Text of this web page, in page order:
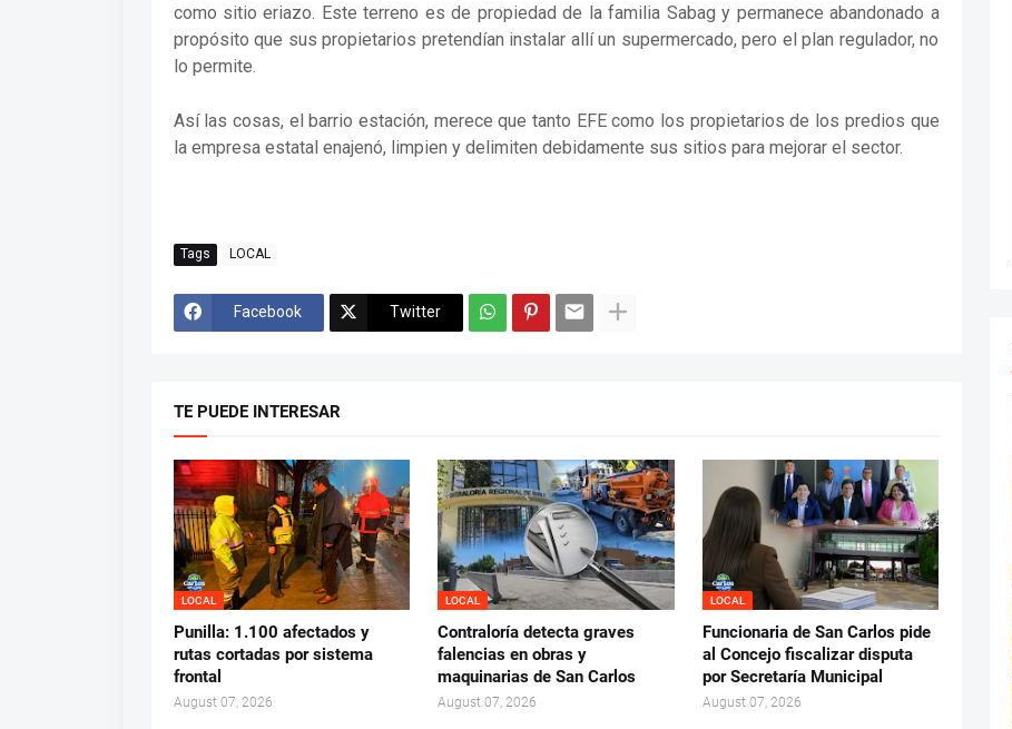
como sitio eriazo. Este terreno es de propiedad de la familia Sabag y permanece abandonado a
propósito que sus propietarios pretendían instalar allí un supermercado, pero el plan regulador, no
lo permite.
Así las cosas, el barrio estación, merece que tanto EFE como los propietarios de los predios que
la empresa estatal enajenó, limpien y delimiten debidamente sus sitios para mejorar el sector.
Tags LOCAL
Facebook Twitter
TE PUEDE INTERESAR
LOCAL
Punilla: 1.100 afectados y
rutas cortadas por sistema
frontal
August 07, 2026
LOCAL
Contraloría detecta graves
falencias en obras y
maquinarias de San Carlos
August 07, 2026
LOCAL
Funcionaria de San Carlos pide
al Concejo fiscalizar disputa
por Secretaría Municipal
August 07, 2026